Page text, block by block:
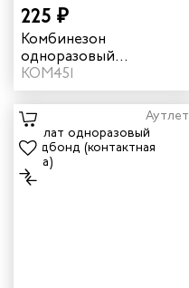
225 ₽
Комбинезон
одноразовый
ламинированный
"Каспер" цвет белый
КОМ451
Аутлет